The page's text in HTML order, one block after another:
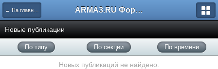
← На главную ARMA3.RU Форум
Новые публикации
По типу По секции По времени
Новых публикаций не найдено.